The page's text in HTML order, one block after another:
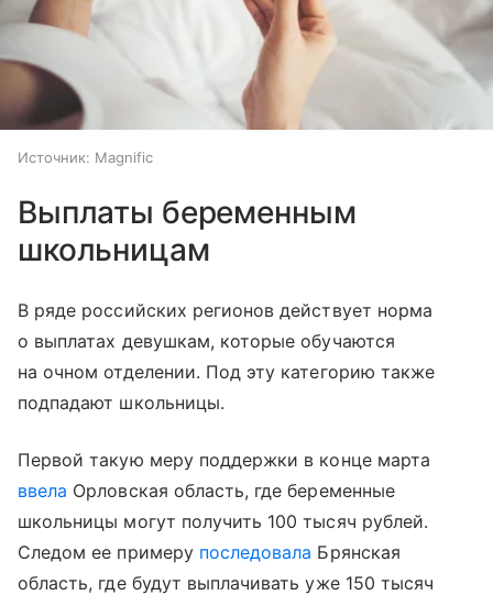
Источник: Magnific
Выплаты беременным
школьницам
В ряде российских регионов действует норма
о выплатах девушкам, которые обучаются
на очном отделении. Под эту категорию также
подпадают школьницы.
Первой такую меру поддержки в конце марта
ввела Орловская область, где беременные
школьницы могут получить 100 тысяч рублей.
Следом ее примерупоследовала Брянская
область, где будут выплачивать уже 150 тысяч